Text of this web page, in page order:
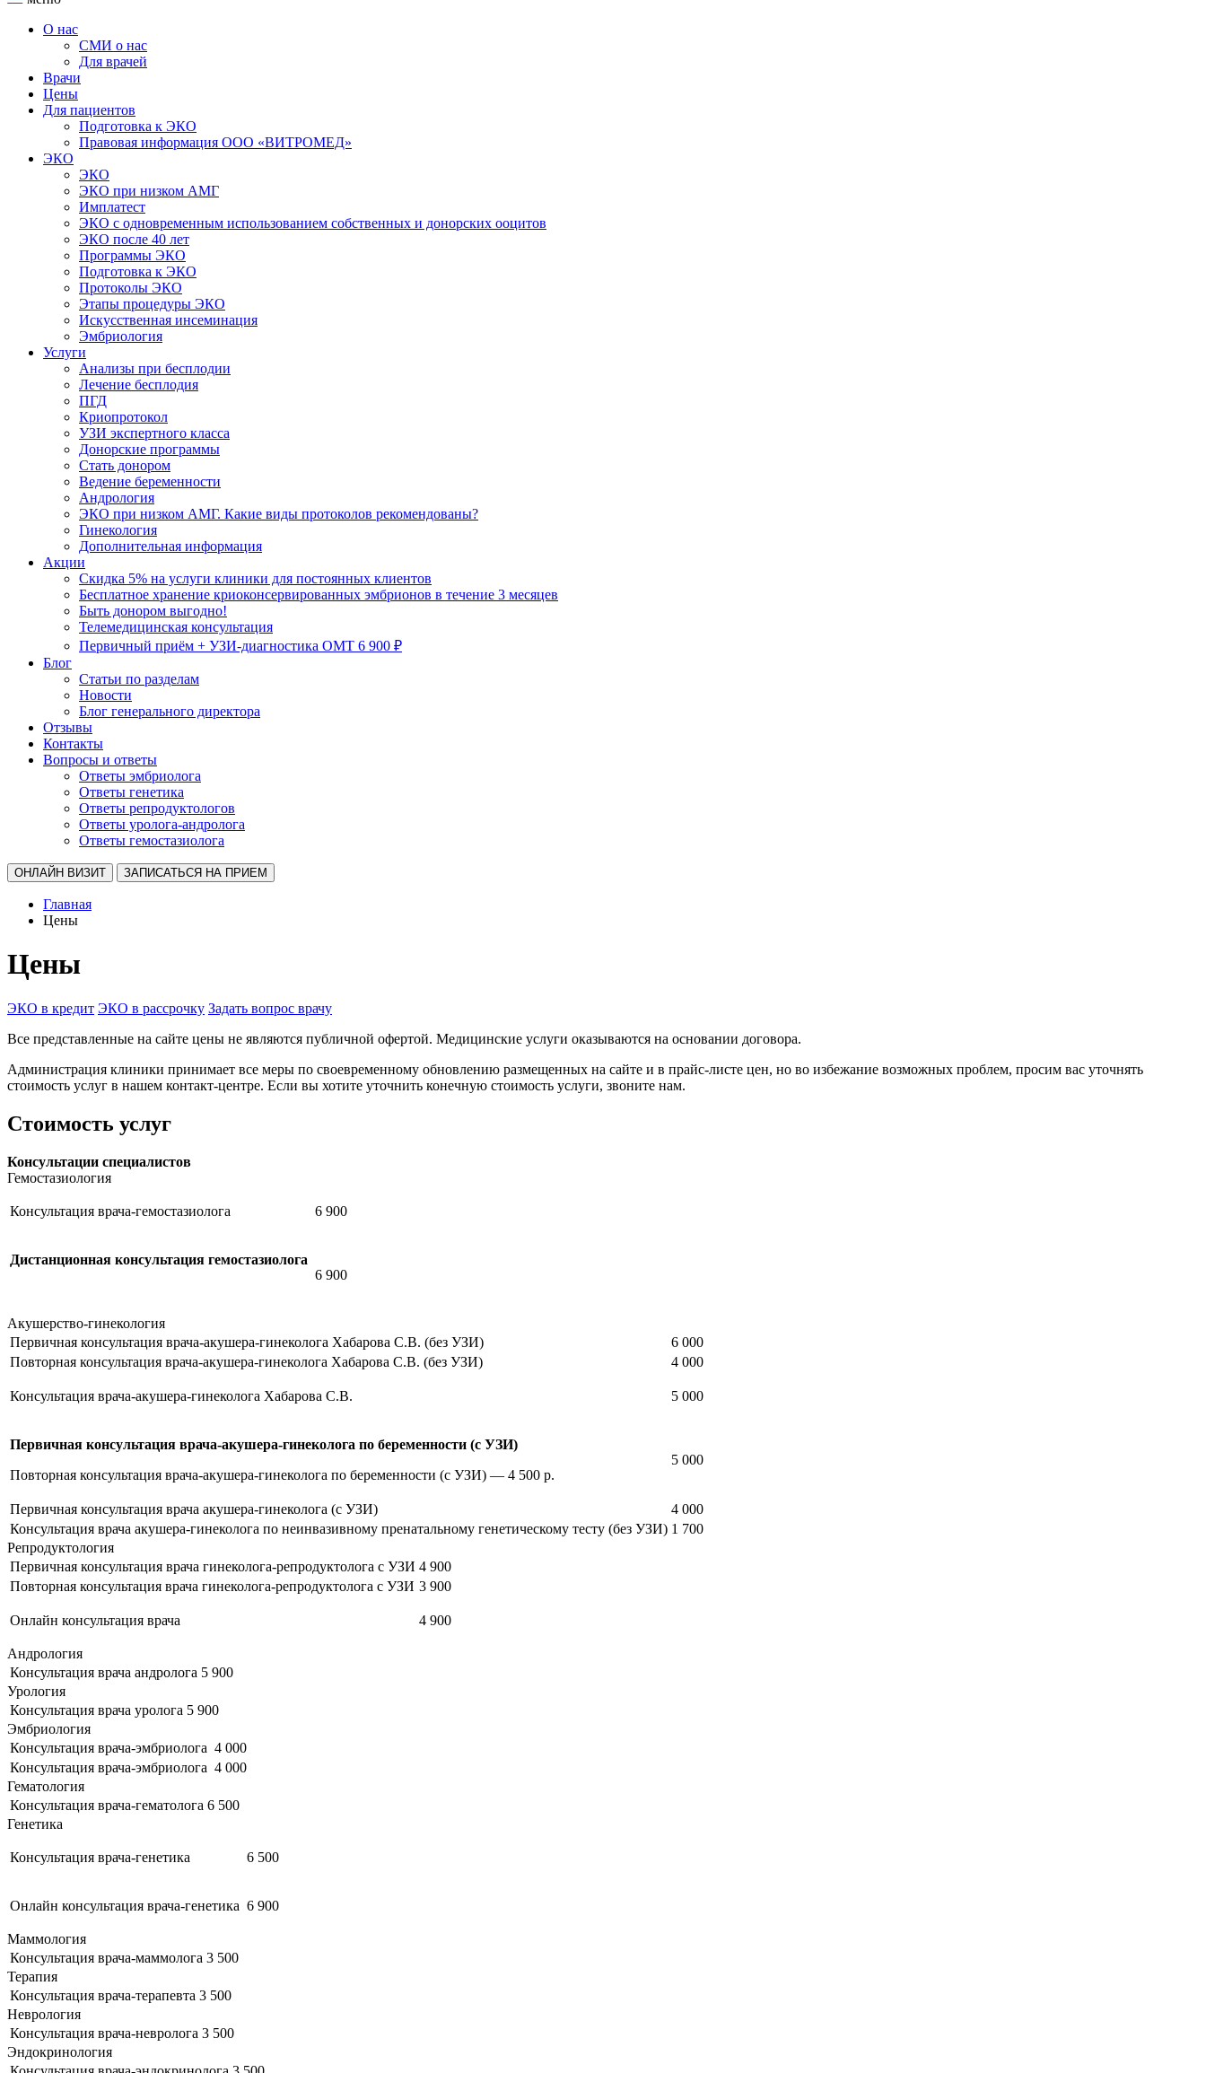
О нас
СМИ о нас
Для врачей
Врачи
Цены
Для пациентов
Подготовка к ЭКО
Правовая информация ООО «ВИТРОМЕД»
ЭКО
ЭКО
ЭКО при низком АМГ
Имплатест
ЭКО с одновременным использованием собственных и донорских ооцитов
ЭКО после 40 лет
Программы ЭКО
Подготовка к ЭКО
Протоколы ЭКО
Этапы процедуры ЭКО
Искусственная инсеминация
Эмбриология
Услуги
Анализы при бесплодии
Лечение бесплодия
ПГД
Криопротокол
УЗИ экспертного класса
Донорские программы
Стать донором
Ведение беременности
Андрология
ЭКО при низком АМГ. Какие виды протоколов рекомендованы?
Гинекология
Дополнительная информация
Акции
Скидка 5% на услуги клиники для постоянных клиентов
Бесплатное хранение криоконсервированных эмбрионов в течение 3 месяцев
Быть донором выгодно!
Телемедицинская консультация
Первичный приём + УЗИ-диагностика ОМТ 6 900 ₽
Блог
Статьи по разделам
Новости
Блог генерального директора
Отзывы
Контакты
Вопросы и ответы
Ответы эмбриолога
Ответы генетика
Ответы репродуктологов
Ответы уролога-андролога
Ответы гемостазиолога
ОНЛАЙН ВИЗИТ ЗАПИСАТЬСЯ НА ПРИЕМ
Главная
Цены
Цены
ЭКО в кредит ЭКО в рассрочку Задать вопрос врачу
Все представленные на сайте цены не являются публичной офертой. Медицинские услуги оказываются на основании договора.
Администрация клиники принимает все меры по своевременному обновлению размещенных на сайте и в прайс-листе цен, но во избежание возможных проблем, просим вас уточнять
стоимость услуг в нашем контакт-центре. Если вы хотите уточнить конечную стоимость услуги, звоните нам.
Стоимость услуг
Консультации специалистов
Гемостазиология
Консультация врача-гемостазиолога 6 900
Дистанционная консультация гемостазиолога
6 900
Акушерство-гинекология
Первичная консультация врача-акушера-гинеколога Хабарова С.В. (без УЗИ)
6 000
Повторная консультация врача-акушера-гинеколога Хабарова С.В. (без УЗИ)
4 000
Консультация врача-акушера-гинеколога Хабарова С.В. 5 000
Первичная консультация врача-акушера-гинеколога по беременности (с УЗИ)
Повторная консультация врача-акушера-гинеколога по беременности (с УЗИ) — 4 500 р.
5 000
Первичная консультация врача акушера-гинеколога (с УЗИ)
4 000
Консультация врача акушера-гинеколога по неинвазивному пренатальному генетическому тесту (без УЗИ) 1 700
Репродуктология
Первичная консультация врача гинеколога-репродуктолога с УЗИ 4 900
Повторная консультация врача гинеколога-репродуктолога с УЗИ 3 900
Онлайн консультация врача 4 900
Андрология
Консультация врача андролога 5 900
Урология
Консультация врача уролога 5 900
Эмбриология
Консультация врача-эмбриолога 4 000
Консультация врача-эмбриолога 4 000
Гематология
Консультация врача-гематолога 6 500
Генетика
Консультация врача-генетика 6 500
Онлайн консультация врача-генетика 6 900
Маммология
Консультация врача-маммолога 3 500
Терапия
Консультация врача-терапевта 3 500
Неврология
Консультация врача-невролога 3 500
Эндокринология